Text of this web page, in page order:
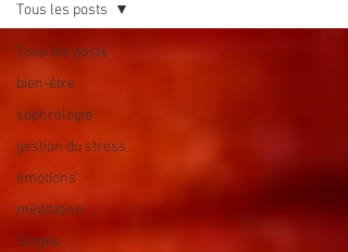
Tous les posts
bien-être
sophrologie
gestion du stress
émotions
méditation
Stages
Tous les posts